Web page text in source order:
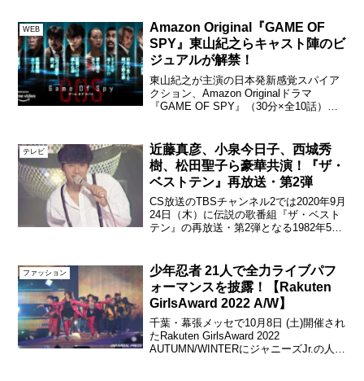
Blu-ray&DVD...
WEB
Amazon Original『GAME OF
SPY』東山紀之らキャスト陣のビ
ジュアルが解禁！
東山紀之が主演の日本発新感覚スパイア
クション、Amazon Originalドラマ
『GAME OF SPY』（30分×全10話）が
「GAME OF S...
テレビ
近藤真彦、小泉今日子、西城秀
樹、松田聖子ら豪華共演！『ザ・
ベストテン』再放送・第2弾
CS放送のTBSチャンネル2では2020年9月
24日（木）に伝説の歌番組『ザ・ベスト
テン』の再放送・第2弾となる1982年5月
撮の黒柳徹子＆近藤真彦の特別対談番組
を放...
ファッション
少年忍者 21人で全力ライブパフ
ォーマンスを披露！【Rakuten
GirlsAward 2022 A/W】
千葉・幕張メッセで10月8日 (土)開催され
たRakuten GirlsAward 2022
AUTUMN/WINTERにジャニーズJr.の人気